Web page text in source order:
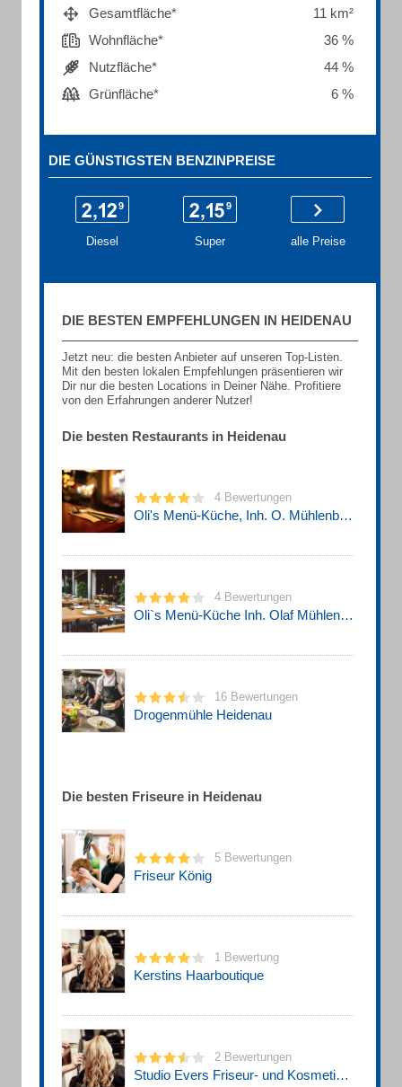
Gesamtfläche*
11 km²
Wohnfläche*
36 %
Nutzfläche*
44 %
Grünfläche*
6 %
DIE GÜNSTIGSTEN BENZINPREISE
Diesel Super alle Preise
DIE BESTEN EMPFEHLUNGEN IN HEIDENAU
Jetzt neu: die besten Anbieter auf unseren Top-Listen.
Mit den besten lokalen Empfehlungen präsentieren wir
Dir nur die besten Locations in Deiner Nähe. Profitiere
von den Erfahrungen anderer Nutzer!
Die besten Restaurants in Heidenau
4 Bewertungen
Oli's Menü-Küche, Inh. O. Mühlenberg Catering
4 Bewertungen
Oli`s Menü-Küche Inh. Olaf Mühlenberg Kantine
16 Bewertungen
Drogenmühle Heidenau
Die besten Friseure in Heidenau
5 Bewertungen
Friseur König
1 Bewertung
Kerstins Haarboutique
2 Bewertungen
Studio Evers Friseur- und Kosmetik GmbH & Co. KG Friseur